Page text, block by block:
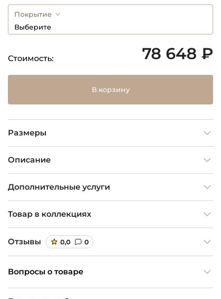
Покрытие
Выберите
Стоимость: 78 648 ₽
В корзину
Размеры
Описание
Дополнительные услуги
Товар в коллекциях
Отзывы 0,0 0
Вопросы о товаре